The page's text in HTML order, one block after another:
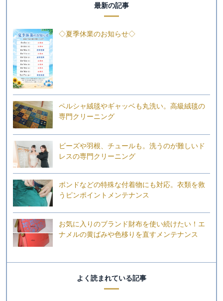
最新の記事
◇夏季休業のお知らせ◇
ペルシャ絨毯やギャッベも丸洗い。高級絨毯の
専門クリーニング
ビーズや羽根、チュールも。洗うのが難しいド
レスの専門クリーニング
ボンドなどの特殊な付着物にも対応。衣類を救
うピンポイントメンテナンス
お気に入りのブランド財布を使い続けたい！エ
ナメルの黄ばみや色移りを直すメンテナンス
よく読まれている記事